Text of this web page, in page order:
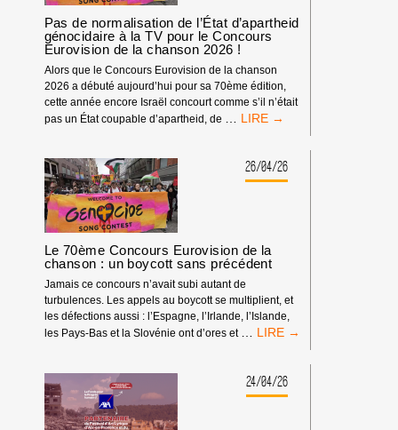
Pas de normalisation de l’État d’apartheid
génocidaire à la TV pour le Concours
Eurovision de la chanson 2026 !
Alors que le Concours Eurovision de la chanson
2026 a débuté aujourd’hui pour sa 70ème édition,
cette année encore Israël concourt comme s’il n’était
pas un État coupable d’apartheid, de
PAS
NORMALISATION
DE
L’ÉTAT
LA
TV
POUR
LE
CONCOURS
EUROVISION
DE
CHANSON
2026
26/04/26
Le 70ème Concours Eurovision de la
chanson : un boycott sans précédent
Jamais ce concours n’avait subi autant de
turbulences. Les appels au boycott se multiplient, et
les défections aussi : l’Espagne, l’Irlande, l’Islande,
les Pays-Bas et la Slovénie ont d’ores et … LE
CONCOURS
EUROVISION
DE
24/04/26